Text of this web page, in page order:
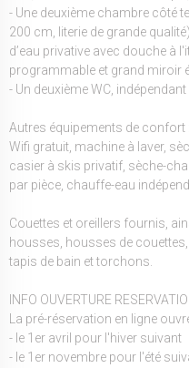
- Une deuxième chambre côté
200 cm, literie de grande
d’eau privative avec douche à
programmable et grand miroir
- Un deuxième WC, indépendant
Autres équipements de confort :
Wifi gratuit, machine à laver,
casier à skis privatif, sèche-
par pièce, chauffe-eau
Couettes et oreillers fournis,
housses, housses de
tapis de bain et torchons.
INFO OUVERTURE
La pré-réservation en ligne
- le 1er avril pour l'hiver suivant
- le 1er novembre pour l'été